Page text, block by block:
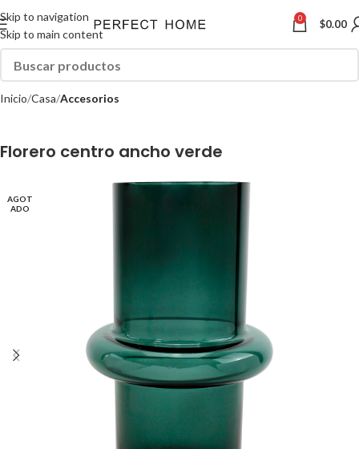
Skip to navigation
Skip to main content
0 $0.00
Inicio Casa Accesorios
Florero centro ancho verde
AGOT
ADO